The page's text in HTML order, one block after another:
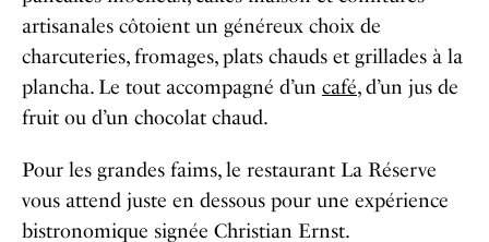
artisanales côtoient un généreux choix de
charcuteries, fromages, plats chauds et grillades à la
plancha. Le tout accompagné d’un café, d’un jus de
fruit ou d’un chocolat chaud.
Pour les grandes faims, le restaurant La Réserve
vous attend juste en dessous pour une expérience
bistronomique signée Christian Ernst.